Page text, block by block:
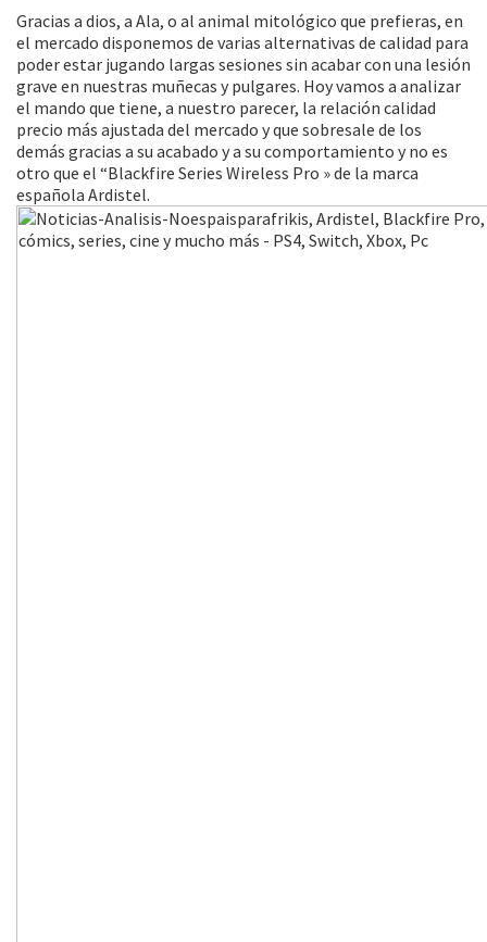
Gracias a dios, a Ala, o al animal mitológico que prefieras, en
el mercado disponemos de varias alternativas de calidad para
poder estar jugando largas sesiones sin acabar con una lesión
grave en nuestras muñecas y pulgares. Hoy vamos a analizar
el mando que tiene, a nuestro parecer, la relación calidad
precio más ajustada del mercado y que sobresale de los
demás gracias a su acabado y a su comportamiento y no es
otro que el “Blackfire Series Wireless Pro » de la marca
española Ardistel.